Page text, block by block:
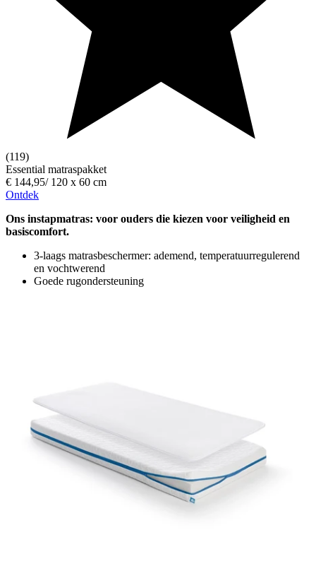
(119)
Essential matraspakket
€ 144,95/ 120 x 60 cm
Ontdek
Ons instapmatras: voor ouders die kiezen voor veiligheid en
basiscomfort.
3-laags matrasbeschermer: ademend, temperatuurregulerend
en vochtwerend
Goede rugondersteuning